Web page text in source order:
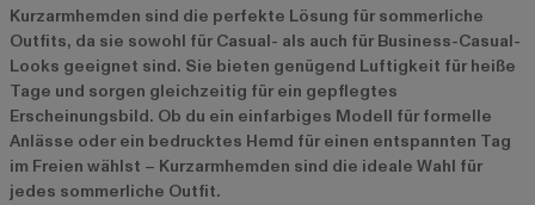
Kurzarmhemden sind die perfekte Lösung für sommerliche
Outfits, da sie sowohl für Casual- als auch für Business-Casual-
Looks geeignet sind. Sie bieten genügend Luftigkeit für heiße
Tage und sorgen gleichzeitig für ein gepflegtes
Erscheinungsbild. Ob du ein einfarbiges Modell für formelle
Anlässe oder ein bedrucktes Hemd für einen entspannten Tag
im Freien wählst – Kurzarmhemden sind die ideale Wahl für
jedes sommerliche Outfit.